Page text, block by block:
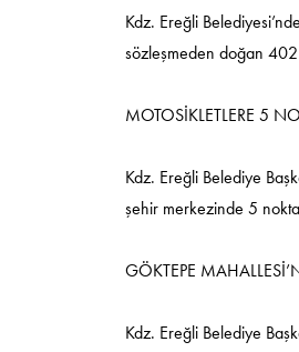
Kdz. Ereğli
sözleşmeden doğan 402
MOTOSİKLETLERE 5
Kdz. Ereğli Belediye
şehir merkezinde 5
GÖKTEPE
Kdz. Ereğli Belediye